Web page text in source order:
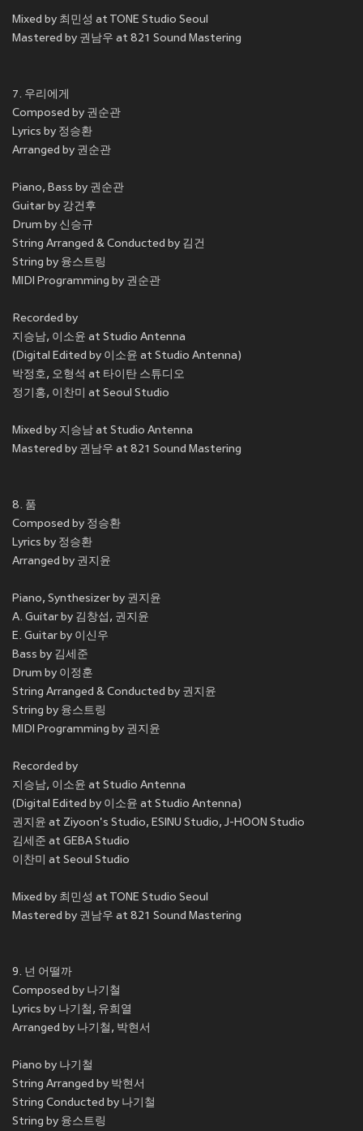
Mixed by 최민성 at TONE Studio Seoul
Mastered by 권남우 at 821 Sound Mastering
7. 우리에게
Composed by 권순관
Lyrics by 정승환
Arranged by 권순관
Piano, Bass by 권순관
Guitar by 강건후
Drum by 신승규
String Arranged & Conducted by 김건
String by 융스트링
MIDI Programming by 권순관
Recorded by
지승남, 이소윤 at Studio Antenna
(Digital Edited by 이소윤 at Studio Antenna)
박정호, 오형석 at 타이탄 스튜디오
정기홍, 이찬미 at Seoul Studio
Mixed by 지승남 at Studio Antenna
Mastered by 권남우 at 821 Sound Mastering
8. 품
Composed by 정승환
Lyrics by 정승환
Arranged by 권지윤
Piano, Synthesizer by 권지윤
A. Guitar by 김창섭, 권지윤
E. Guitar by 이신우
Bass by 김세준
Drum by 이정훈
String Arranged & Conducted by 권지윤
String by 융스트링
MIDI Programming by 권지윤
Recorded by
지승남, 이소윤 at Studio Antenna
(Digital Edited by 이소윤 at Studio Antenna)
권지윤 at Ziyoon's Studio, ESINU Studio, J-HOON Studio
김세준 at GEBA Studio
이찬미 at Seoul Studio
Mixed by 최민성 at TONE Studio Seoul
Mastered by 권남우 at 821 Sound Mastering
9. 넌 어떨까
Composed by 나기철
Lyrics by 나기철, 유희열
Arranged by 나기철, 박현서
Piano by 나기철
String Arranged by 박현서
String Conducted by 나기철
String by 융스트링